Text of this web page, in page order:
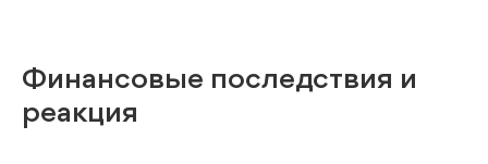
Финансовые последствия и
реакция